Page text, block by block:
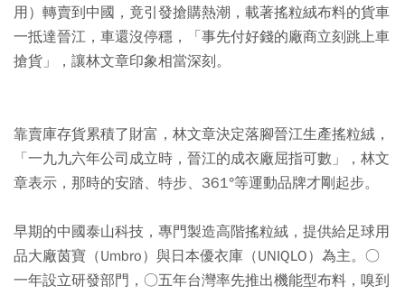
用）轉賣到中國，竟引發搶購熱潮，載著搖粒絨布料的貨車
一抵達晉江，車還沒停穩，「事先付好錢的廠商立刻跳上車
搶貨」，讓林文章印象相當深刻。
靠賣庫存貨累積了財富，林文章決定落腳晉江生產搖粒絨，
「一九九六年公司成立時，晉江的成衣廠屈指可數」，林文
章表示，那時的安踏、特步、361°等運動品牌才剛起步。
早期的中國泰山科技，專門製造高階搖粒絨，提供給足球用
品大廠茵寶（Umbro）與日本優衣庫（UNIQLO）為主。○
一年設立研發部門，○五年台灣率先推出機能型布料，嗅到